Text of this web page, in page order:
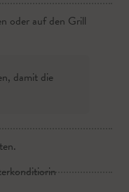
oder auf den Grill
damit die